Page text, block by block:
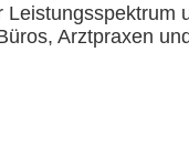
Leistungsspektrum
Arztpraxen